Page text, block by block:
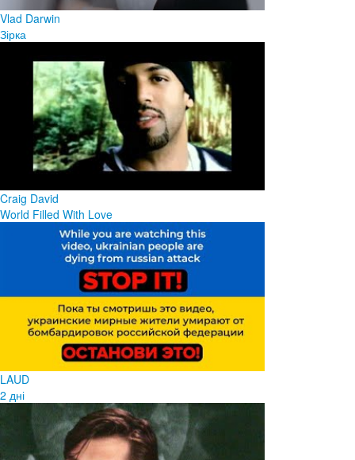
Vlad Darwin
Зірка
Craig David
World Filled With Love
LAUD
2 дні